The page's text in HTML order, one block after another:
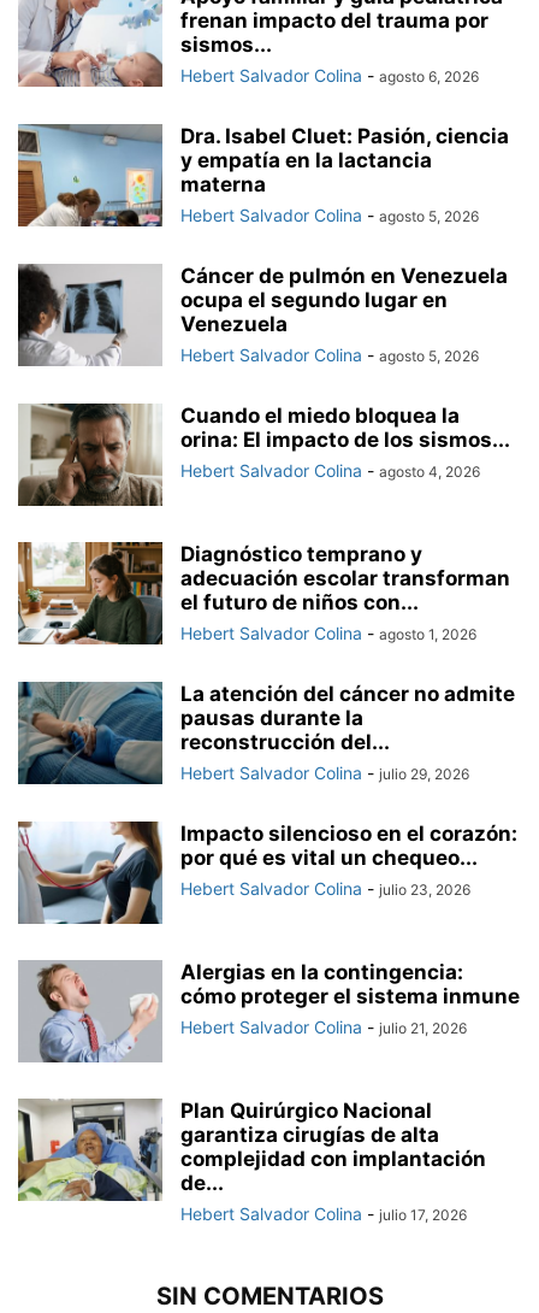
frenan impacto del trauma por
sismos...
Hebert Salvador Colina - agosto 6, 2026
Dra. Isabel Cluet: Pasión, ciencia
y empatía en la lactancia
materna
Hebert Salvador Colina - agosto 5, 2026
Cáncer de pulmón en Venezuela
ocupa el segundo lugar en
Venezuela
Hebert Salvador Colina - agosto 5, 2026
Cuando el miedo bloquea la
orina: El impacto de los sismos...
Hebert Salvador Colina - agosto 4, 2026
Diagnóstico temprano y
adecuación escolar transforman
el futuro de niños con...
Hebert Salvador Colina - agosto 1, 2026
La atención del cáncer no admite
pausas durante la
reconstrucción del...
Hebert Salvador Colina - julio 29, 2026
Impacto silencioso en el corazón:
por qué es vital un chequeo...
Hebert Salvador Colina - julio 23, 2026
Alergias en la contingencia:
cómo proteger el sistema inmune
Hebert Salvador Colina - julio 21, 2026
Plan Quirúrgico Nacional
garantiza cirugías de alta
complejidad con implantación
de...
Hebert Salvador Colina - julio 17, 2026
SIN COMENTARIOS